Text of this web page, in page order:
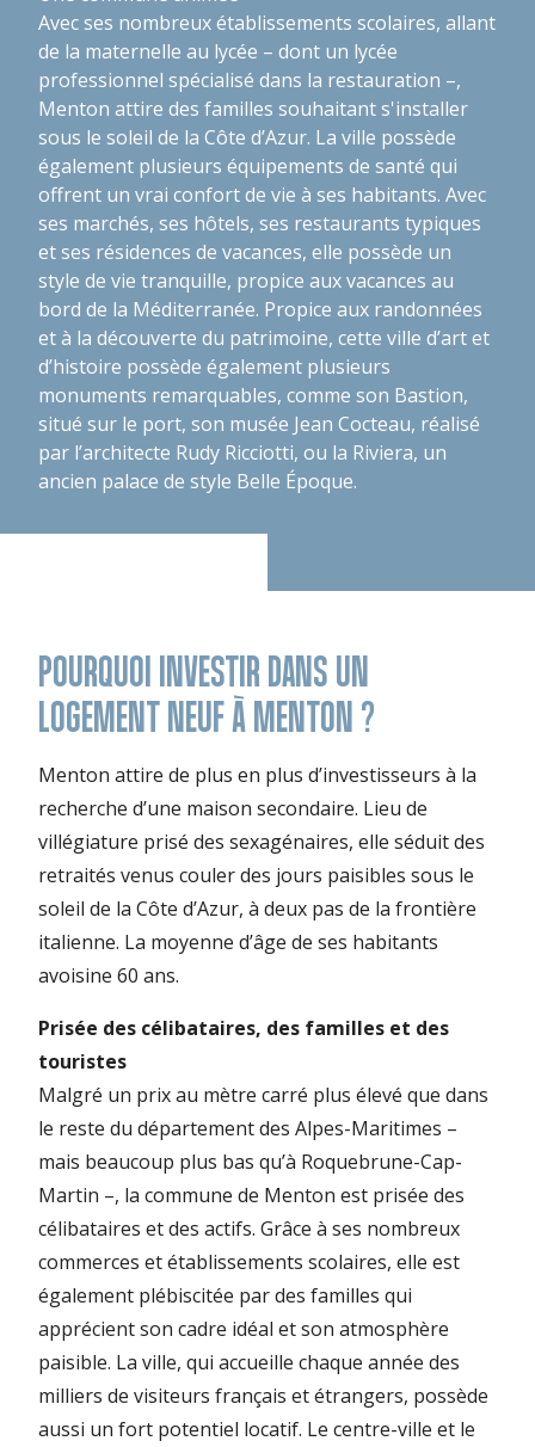
Avec ses nombreux établissements scolaires, allant
de la maternelle au lycée – dont un lycée
professionnel spécialisé dans la restauration –,
Menton attire des familles souhaitant s'installer
sous le soleil de la Côte d’Azur. La ville possède
également plusieurs équipements de santé qui
offrent un vrai confort de vie à ses habitants. Avec
ses marchés, ses hôtels, ses restaurants typiques
et ses résidences de vacances, elle possède un
style de vie tranquille, propice aux vacances au
bord de la Méditerranée. Propice aux randonnées
et à la découverte du patrimoine, cette ville d’art et
d’histoire possède également plusieurs
monuments remarquables, comme son Bastion,
situé sur le port, son musée Jean Cocteau, réalisé
par l’architecte Rudy Ricciotti, ou la Riviera, un
ancien palace de style Belle Époque.
POURQUOI INVESTIR DANS UN
LOGEMENT NEUF À MENTON ?
Menton attire de plus en plus d’investisseurs à la
recherche d’une maison secondaire. Lieu de
villégiature prisé des sexagénaires, elle séduit des
retraités venus couler des jours paisibles sous le
soleil de la Côte d’Azur, à deux pas de la frontière
italienne. La moyenne d’âge de ses habitants
avoisine 60 ans.
Prisée des célibataires, des familles et des
touristes
Malgré un prix au mètre carré plus élevé que dans
le reste du département des Alpes-Maritimes –
mais beaucoup plus bas qu’à Roquebrune-Cap-
Martin –, la commune de Menton est prisée des
célibataires et des actifs. Grâce à ses nombreux
commerces et établissements scolaires, elle est
également plébiscitée par des familles qui
apprécient son cadre idéal et son atmosphère
paisible. La ville, qui accueille chaque année des
milliers de visiteurs français et étrangers, possède
aussi un fort potentiel locatif. Le centre-ville et le